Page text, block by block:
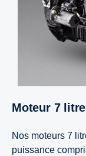
Moteur 7
Nos moteurs 7
puissance